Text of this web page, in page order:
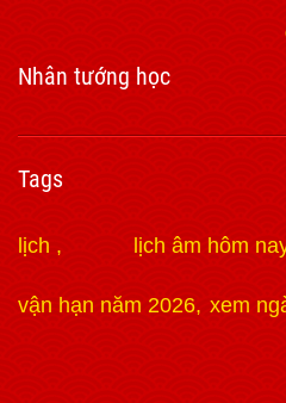
Nhân tướng học
Tags
lịch lịch âm hôm
vận hạn năm 2026 xem